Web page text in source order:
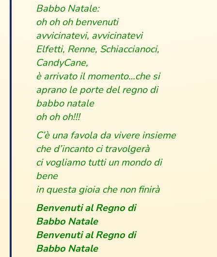
Babbo Natale:
oh oh oh benvenuti
avvicinatevi, avvicinatevi
Elfetti, Renne, Schiaccianoci,
CandyCane,
è arrivato il momento…che si
aprano le porte del regno di
babbo natale
oh oh oh!!!
C’è una favola da vivere insieme
che d’incanto ci travolgerà
ci vogliamo tutti un mondo di
bene
in questa gioia che non finirà
Benvenuti al Regno di
Babbo Natale
Benvenuti al Regno di
Babbo Natale